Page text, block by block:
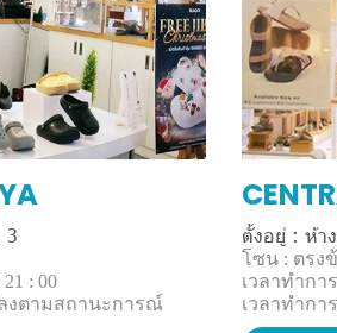
3
: 00
งตามสถานะการณ์
ตั้งอยู่ : ห้า
โซน : ตรง
เวลาทำกา
เวลาทำก